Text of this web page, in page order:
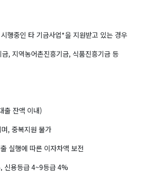
행중인 타 기금사업*을 지원받고 있는 경우
, 지역농어촌진흥기금, 식품진흥기금 등
출 잔액 이내)
, 중복지원 불가
실행에 따른 이자차액 보전
신용등급 4~9등급 4%